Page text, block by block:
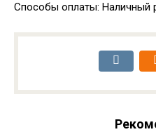
Способы оплаты: Наличный